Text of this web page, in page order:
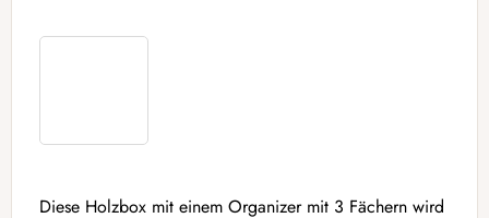
Diese Holzbox mit einem Organizer mit 3 Fächern wird